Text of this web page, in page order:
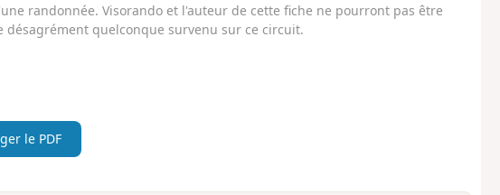
randonnée. Visorando et l'auteur de cette fiche ne pourront pas être
désagrément quelconque survenu sur ce circuit.
le PDF